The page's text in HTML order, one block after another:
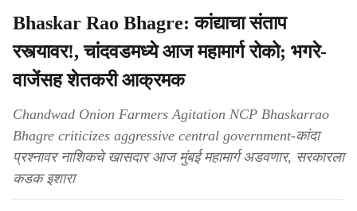
Bhaskar Rao Bhagre: कांद्याचा संताप
रस्त्यावर!, चांदवडमध्ये आज महामार्ग रोको; भगरे-
वाजेंसह शेतकरी आक्रमक
Chandwad Onion Farmers Agitation NCP Bhaskarrao
Bhagre criticizes aggressive central government-कांदा
प्रश्नावर नाशिकचे खासदार आज मुंबई महामार्ग अडवणार, सरकारला
कडक इशारा